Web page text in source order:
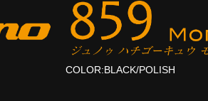
COLOR:BLACK/POLISH